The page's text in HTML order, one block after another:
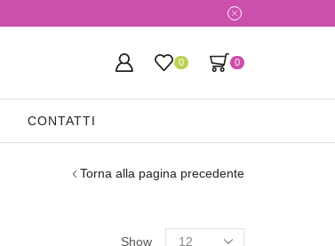
0 0
CONTATTI
Torna alla pagina precedente
Show